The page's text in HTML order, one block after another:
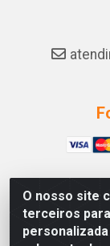
O nosso site
terceiros
A PINA DOS
233, 27 -